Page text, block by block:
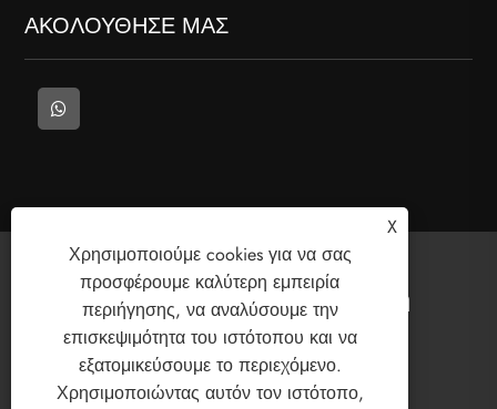
ΑΚΟΛΟΥΘΗΣΕ ΜΑΣ
Πνευματικά δικαιώματα © 2025 Welcome
(Wenzhou) Electric Co., Ltd. Με την επιφύλαξη
παντός δικαιώματος.
X
Χρησιμοποιούμε cookies για να σας
προσφέρουμε καλύτερη εμπειρία
περιήγησης, να αναλύσουμε την
επισκεψιμότητα του ιστότοπου και να
εξατομικεύσουμε το περιεχόμενο.
Χρησιμοποιώντας αυτόν τον ιστότοπο,